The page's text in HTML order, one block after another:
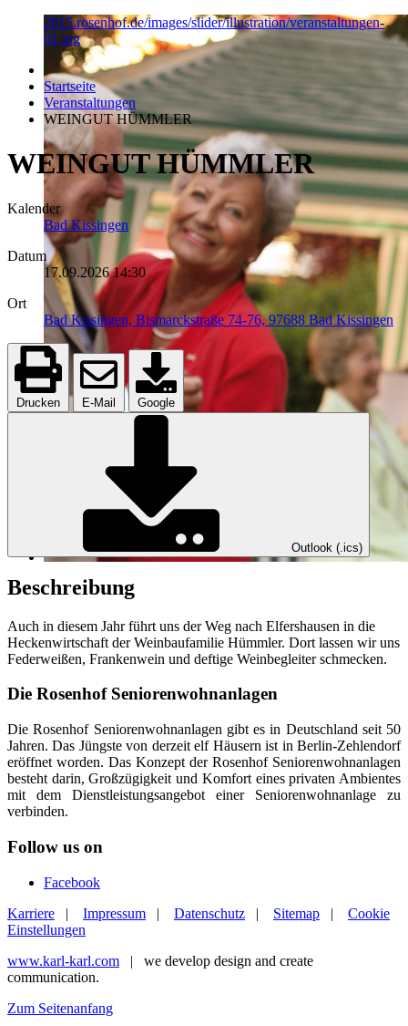
2015.rosenhof.de/images/slider/illustration/veranstaltungen-
01.jpg
Startseite
Veranstaltungen
WEINGUT HÜMMLER
WEINGUT HÜMMLER
Kalender
Bad Kissingen
Datum
17.09.2026 14:30
Ort
Bad Kissingen, Bismarckstraße 74-76, 97688 Bad Kissingen
Drucken E-Mail Google
Outlook (.ics)
Beschreibung
Auch in diesem Jahr führt uns der Weg nach Elfershausen in die
Heckenwirtschaft der Weinbaufamilie Hümmler. Dort lassen wir uns
Federweißen, Frankenwein und deftige Weinbegleiter schmecken.
Die Rosenhof Seniorenwohnanlagen
Die Rosenhof Seniorenwohnanlagen gibt es in Deutschland seit 50
Jahren. Das Jüngste von derzeit elf Häusern ist in Berlin-Zehlendorf
eröffnet worden. Das Konzept der Rosenhof Seniorenwohnanlagen
besteht darin, Großzügigkeit und Komfort eines privaten Ambientes
mit dem Dienstleistungsangebot einer Seniorenwohnanlage zu
verbinden.
Follow us on
Facebook
Karriere | Impressum | Datenschutz | Sitemap | Cookie
Einstellungen
www.karl-karl.com | we develop design and create
communication.
Zum Seitenanfang